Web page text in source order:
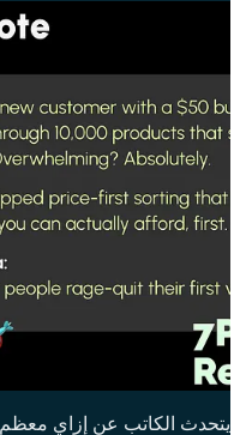
يتحدث الكاتب عن إزاي معظم